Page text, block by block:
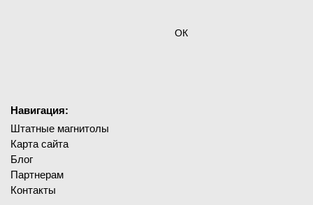
ОК
Навигация:
Штатные магнитолы
Карта сайта
Блог
Партнерам
Контакты